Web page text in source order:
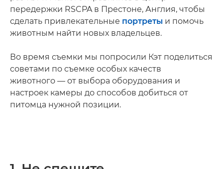
передержки RSCPA в Престоне, Англия, чтобы
сделать привлекательные портреты и помочь
животным найти новых владельцев.
Во время съемки мы попросили Кэт поделиться
советами по съемке особых качеств
животного — от выбора оборудования и
настроек камеры до способов добиться от
питомца нужной позиции.